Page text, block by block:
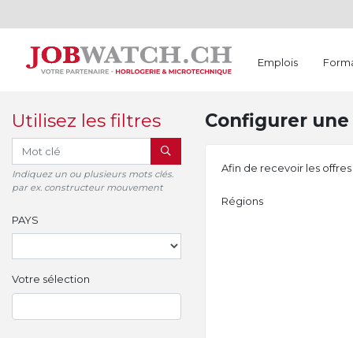
Emplois
Utilisez les filtres
RECHERCHER
Indiquez un ou plusieurs mots clés.
par ex. constructeur mouvement
PAYS
Votre sélection
Configurer
Afin de recevoir les
Régions